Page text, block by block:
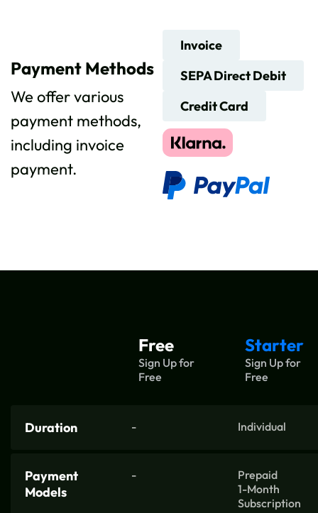
Payment Methods
We offer various
payment methods,
including invoice
payment.
Invoice
SEPA Direct Debit
Credit Card
Free
Sign Up for
Free
Starter
Sign Up for
Free
Duration - Individual
Payment
Models
-
Prepaid
1-Month
Subscription